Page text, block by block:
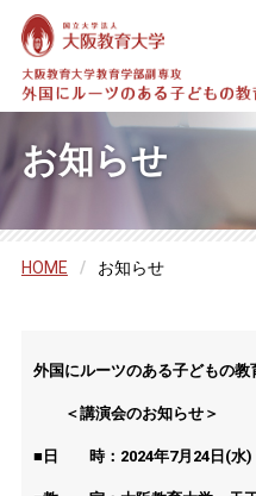
お知らせ
HOME / お知らせ
外国にルーツのある子どもの
＜講演会のお知らせ＞
■日 時：2024年7月24日(水)